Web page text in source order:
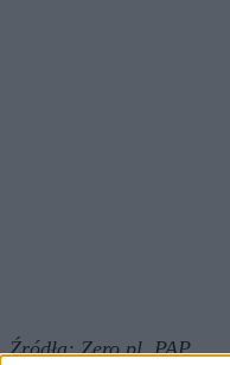
Źródła:Zero.pl,PAP